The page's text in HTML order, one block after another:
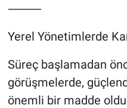
⸻
Yerel Yönetimlerde
Süreç başlamadan
görüşmelerde,
önemli bir madde